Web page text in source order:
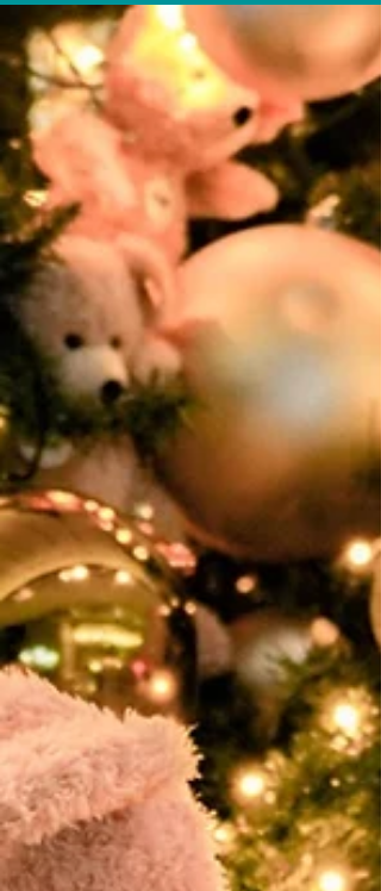
繁鬧，把想吃的外送到家又或送給親友，不
為吃喝張羅，反而更能好好休息。 外送節日
大餐 AMMO 節日到會套餐 -讓每個家庭也可
不費吹灰之力，品嚐到原隻烤火雞、烤牛肋
及一眾佳節美饌，享受完美的感恩節和聖誕
大餐。...